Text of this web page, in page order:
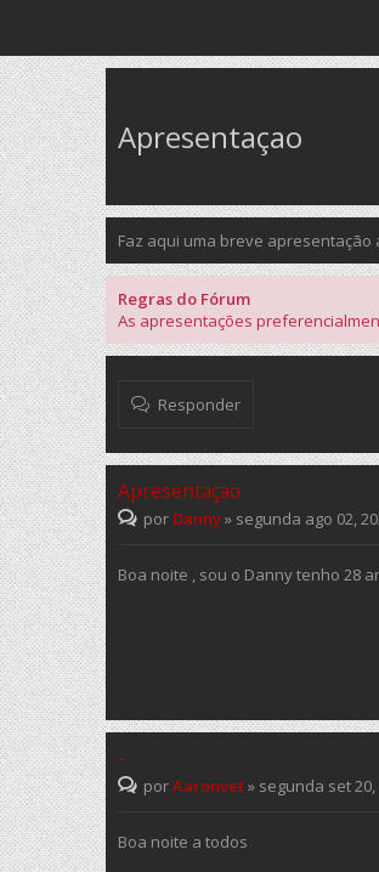
Apresentaçao
Faz aqui uma breve apresentação
Regras do Fórum
As apresentações
Responder
Apresentaçao
por Danny» segunda ago 02,
Boa noite , sou o Danny tenho 28
-
porAaronvet» segunda set 20,
Boa noite a todos